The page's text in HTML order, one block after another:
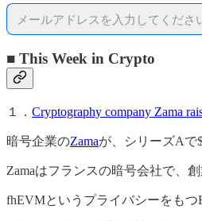
■ This Week in Crypto
１． Cryptography company Zama
暗号企業のZamaが、シリーズAで
Zamaはフランスの暗号会社で、
fhEVMというプライバシーをもつ